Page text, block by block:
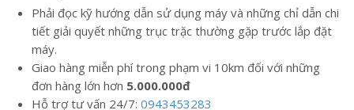
Phải đọc kỹ hướng dẫn sử dụng máy và những chỉ dẫn chi
tiết giải quyết những trục trặc thường gặp trước lắp đặt
máy.
Giao hàng miễn phí trong phạm vi 10km đối với những
đơn hàng lớn hơn 5.000.000đ
Hỗ trợ tư vấn 24/7: 0943453283